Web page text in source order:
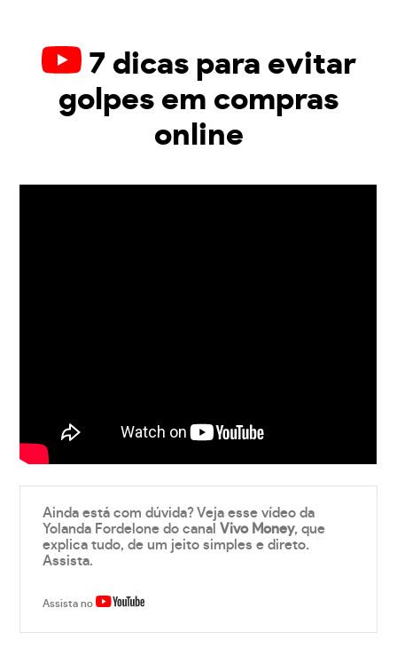
7 dicas para evitar
golpes em compras
online
Ainda está com dúvida? Veja esse vídeo da
Yolanda Fordelone do canalVivo Money, que
explica tudo, de um jeito simples e direto.
Assista.
Assista no